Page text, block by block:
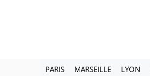
PARIS MARSEILLE LYON